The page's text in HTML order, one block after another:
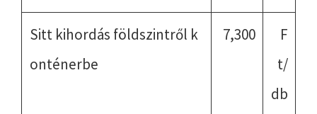
Sitt kihordás földszintről k
onténerbe
7,300
F
t/
db